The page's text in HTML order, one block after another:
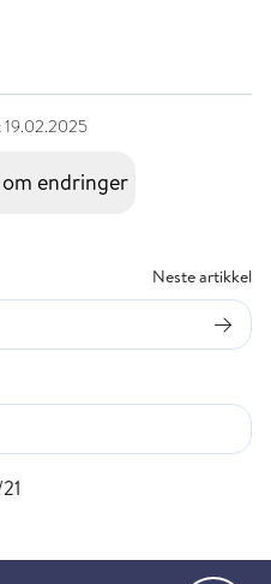
19.02.2025
om endringer
Neste artikkel